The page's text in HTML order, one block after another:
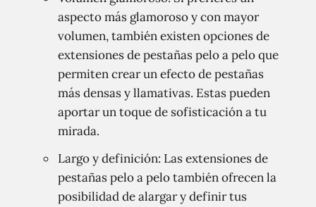
aspecto más glamoroso y con mayor
volumen, también existen opciones de
extensiones de pestañas pelo a pelo que
permiten crear un efecto de pestañas
más densas y llamativas. Estas pueden
aportar un toque de sofisticación a tu
mirada.
Largo y definición: Las extensiones de
pestañas pelo a pelo también ofrecen la
posibilidad de alargar y definir tus